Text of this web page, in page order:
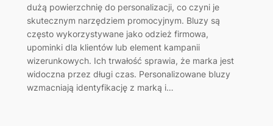
dużą powierzchnię do personalizacji, co czyni je
skutecznym narzędziem promocyjnym. Bluzy są
często wykorzystywane jako odzież firmowa,
upominki dla klientów lub element kampanii
wizerunkowych. Ich trwałość sprawia, że marka jest
widoczna przez długi czas. Personalizowane bluzy
wzmacniają identyfikację z marką i…